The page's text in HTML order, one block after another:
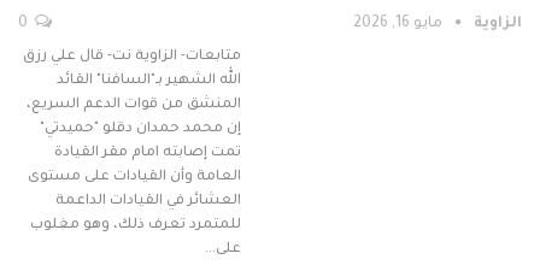
الزاوية مايو 16, 2026
متابعات- الزاوية نت- قال علي رزق
الله الشهير بـ"السافنا" القائد
المنشق من قوات الدعم السريع،
إن محمد حمدان دقلو "حميدتي"
تمت إصابته امام مقر القيادة
العامة وأن القيادات على مستوى
العشائر في القيادات الداعمة
للمتمرد تعرف ذلك، وهو مغلوب
على…